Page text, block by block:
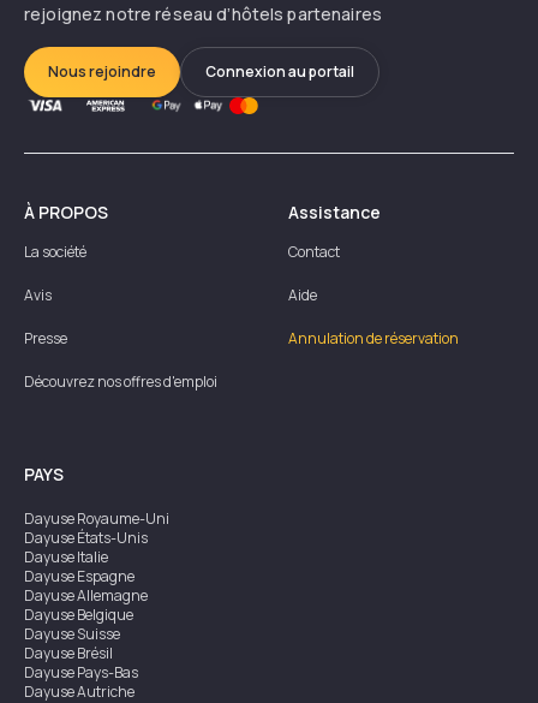
rejoignez notre réseau d’hôtels partenaires
Nous rejoindre Connexion au portail
À PROPOS
La société
Avis
Presse
Découvrez nos offres d'emploi
Assistance
Contact
Aide
Annulation de réservation
PAYS
DayuseRoyaume-Uni
DayuseÉtats-Unis
DayuseItalie
DayuseEspagne
DayuseAllemagne
DayuseBelgique
DayuseSuisse
DayuseBrésil
DayusePays-Bas
DayuseAutriche